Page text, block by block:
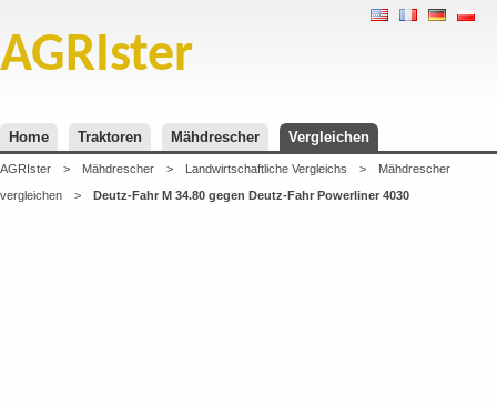
AGRIster
Home Traktoren Mähdrescher Vergleichen
AGRIster > Mähdrescher > Landwirtschaftliche Vergleichs >
Mähdrescher
vergleichen
> Deutz-Fahr M 34.80 gegen Deutz-Fahr Powerliner 4030